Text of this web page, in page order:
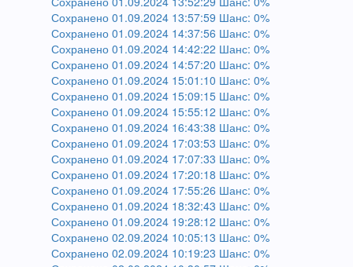
Сохранено 01.09.2024 13:57:59 Шанс: 0%
Сохранено 01.09.2024 14:37:56 Шанс: 0%
Сохранено 01.09.2024 14:42:22 Шанс: 0%
Сохранено 01.09.2024 14:57:20 Шанс: 0%
Сохранено 01.09.2024 15:01:10 Шанс: 0%
Сохранено 01.09.2024 15:09:15 Шанс: 0%
Сохранено 01.09.2024 15:55:12 Шанс: 0%
Сохранено 01.09.2024 16:43:38 Шанс: 0%
Сохранено 01.09.2024 17:03:53 Шанс: 0%
Сохранено 01.09.2024 17:07:33 Шанс: 0%
Сохранено 01.09.2024 17:20:18 Шанс: 0%
Сохранено 01.09.2024 17:55:26 Шанс: 0%
Сохранено 01.09.2024 18:32:43 Шанс: 0%
Сохранено 01.09.2024 19:28:12 Шанс: 0%
Сохранено 02.09.2024 10:05:13 Шанс: 0%
Сохранено 02.09.2024 10:19:23 Шанс: 0%